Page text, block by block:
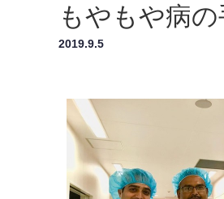
もやもや病
2019.9.5